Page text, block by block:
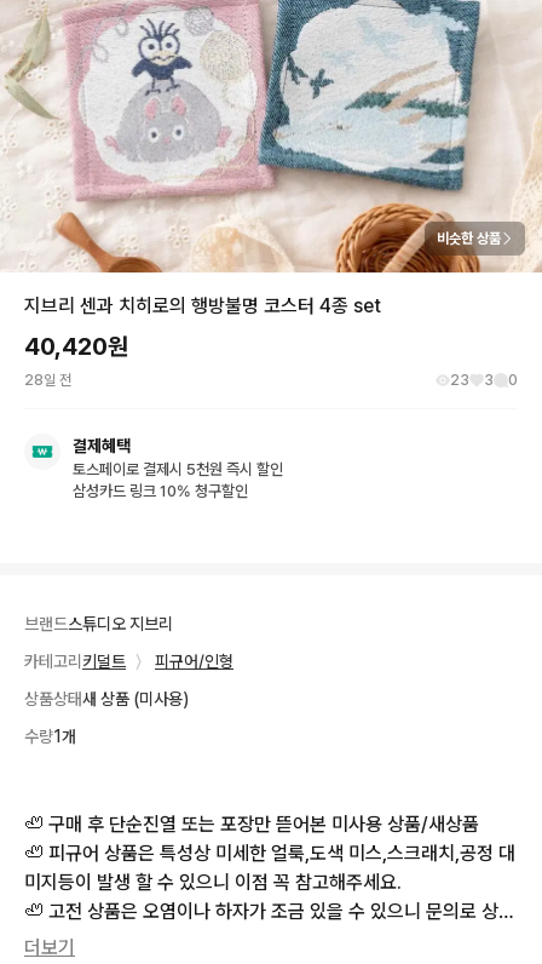
비슷한 상품
지브리 센과 치히로의 행방불명 코스터 4종 set
40,420원
28일 전 23 3 0
결제혜택
토스페이로 결제시 5천원 즉시 할인
삼성카드 링크 10% 청구할인
브랜드스튜디오 지브리
카테고리 키덜트 〉
피규어/인형
상품상태새 상품 (미사용)
수량1개
🦥 구매 후 단순진열 또는 포장만 뜯어본 미사용 상품/새상품
🦥 피규어 상품은 특성상 미세한 얼룩,도색 미스,스크래치,공정 대
미지등이 발생 할 수 있으니 이점 꼭 참고해주세요.
🦥 고전 상품은 오염이나 하자가 조금 있을 수 있으니 문의로 상세
한 사진를 받아 보신 후 신중하게 생각하고 구매 부탁드립니다.
더보기